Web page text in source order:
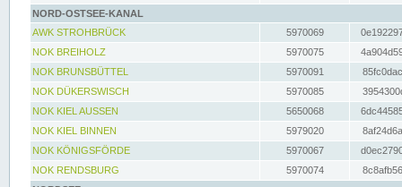
NORD-OSTSEE-KANAL
AWK STROHBRÜCK
5970069
NOK BREIHOLZ
5970075
NOK BRUNSBÜTTEL
5970091
NOK DÜKERSWISCH
5970085
NOK KIEL AUSSEN
5650068
NOK KIEL BINNEN
5979020
NOK KÖNIGSFÖRDE
5970067
NOK RENDSBURG
5970074